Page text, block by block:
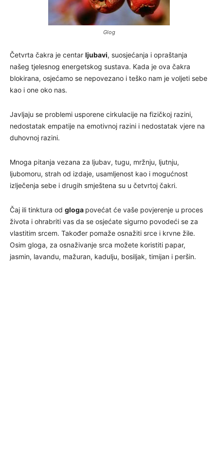
Glog
Četvrta čakra je centar ljubavi, suosjećanja i opraštanja
našeg tjelesnog energetskog sustava. Kada je ova čakra
blokirana, osjećamo se nepovezano i teško nam je voljeti sebe
kao i one oko nas.
Javljaju se problemi usporene cirkulacije na fizičkoj razini,
nedostatak empatije na emotivnoj razini i nedostatak vjere na
duhovnoj razini.
Mnoga pitanja vezana za ljubav, tugu, mržnju, ljutnju,
ljubomoru, strah od izdaje, usamljenost kao i mogućnost
izlječenja sebe i drugih smještena su u četvrtoj čakri.
Čaj ili tinktura od gloga povećat će vaše povjerenje u proces
života i ohrabriti vas da se osjećate sigurno povodeći se za
vlastitim srcem. Također pomaže osnažiti srce i krvne žile.
Osim gloga, za osnaživanje srca možete koristiti papar,
jasmin, lavandu, mažuran, kadulju, bosiljak, timijan i peršin.